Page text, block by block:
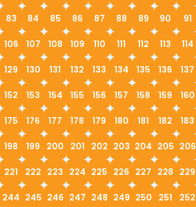
83 84 85 86 87 88 89 90 91
106 107 108 109 110 111 112 113 114
129 130 131 132 133 134 135 136 137
152 153 154 155 156 157 158 159 160
175 176 177 178 179 180 181 182 183
198 199 200 201 202 203 204 205 206
221 222 223 224 225 226 227 228 229
244 245 246 247 248 249 250 251 252